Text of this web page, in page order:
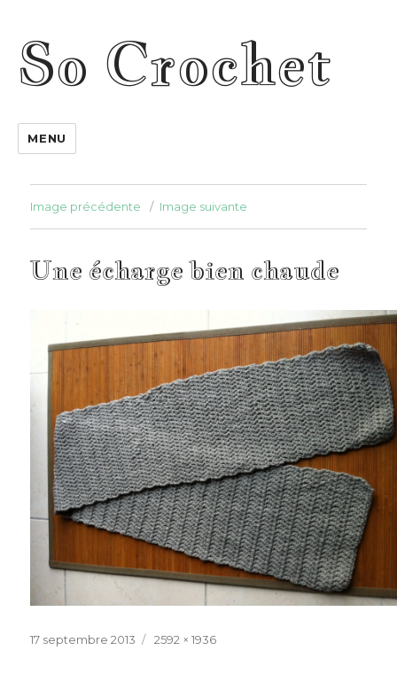
So Crochet
MENU
Image précédente Image suivante
Une écharge bien chaude
Publié
17 septembre 2013
Taille
2592 × 1936